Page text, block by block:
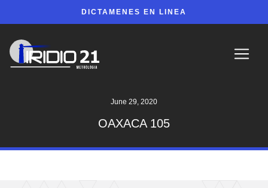
DICTAMENES EN LINEA
June 29, 2020
OAXACA 105